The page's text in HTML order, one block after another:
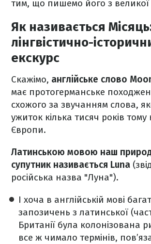
тим, що пишемо його з великої
Як називається
лінгвістично-
екскурс
Скажімо, англійське слово
має протогерманське
схожого за звучанням слова,
ужиток кілька тисяч років тому
Європи.
Латинською мовою наш
супутник називається Luna
російська назва "Луна").
І хоча в англійській мові
запозичень з латинської
Британії була колонізована
все ж чимало термінів,